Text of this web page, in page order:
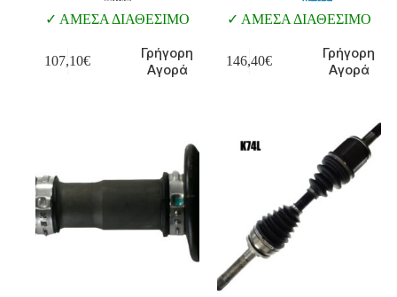
ΑΜΕΣΑ ΔΙΑΘΕΣΙΜΟ
107,10€
Γρήγορη
Αγορά
ΑΜΕΣΑ ΔΙΑΘΕΣΙΜΟ
146,40€
Γρήγορη
Αγορά